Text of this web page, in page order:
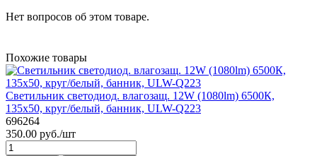
Нет вопросов об этом товаре.
Похожие товары
Светильник светодиод. влагозащ. 12W (1080lm) 6500К,
135x50, круг/белый, банник, ULW-Q223
696264
350.00 руб./шт